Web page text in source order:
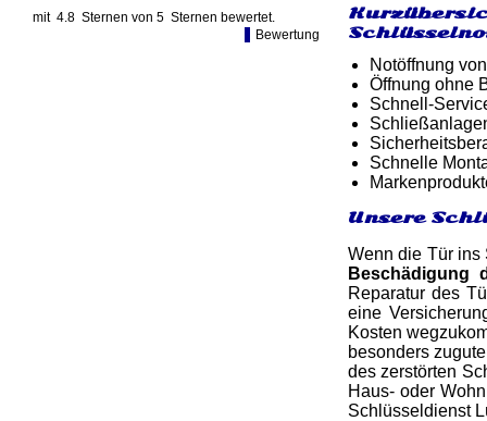
mit 4.8 Sternen von 5 Sternen bewertet.
Bewertung
Notöffnung
Öffnung ohne
Schnell-
Schnelle
Unsere
Wenn die Tür
Beschädigung
Reparatur des
eine
Kosten
besonders
des zerstörten
Haus- oder
Schlüsseldienst